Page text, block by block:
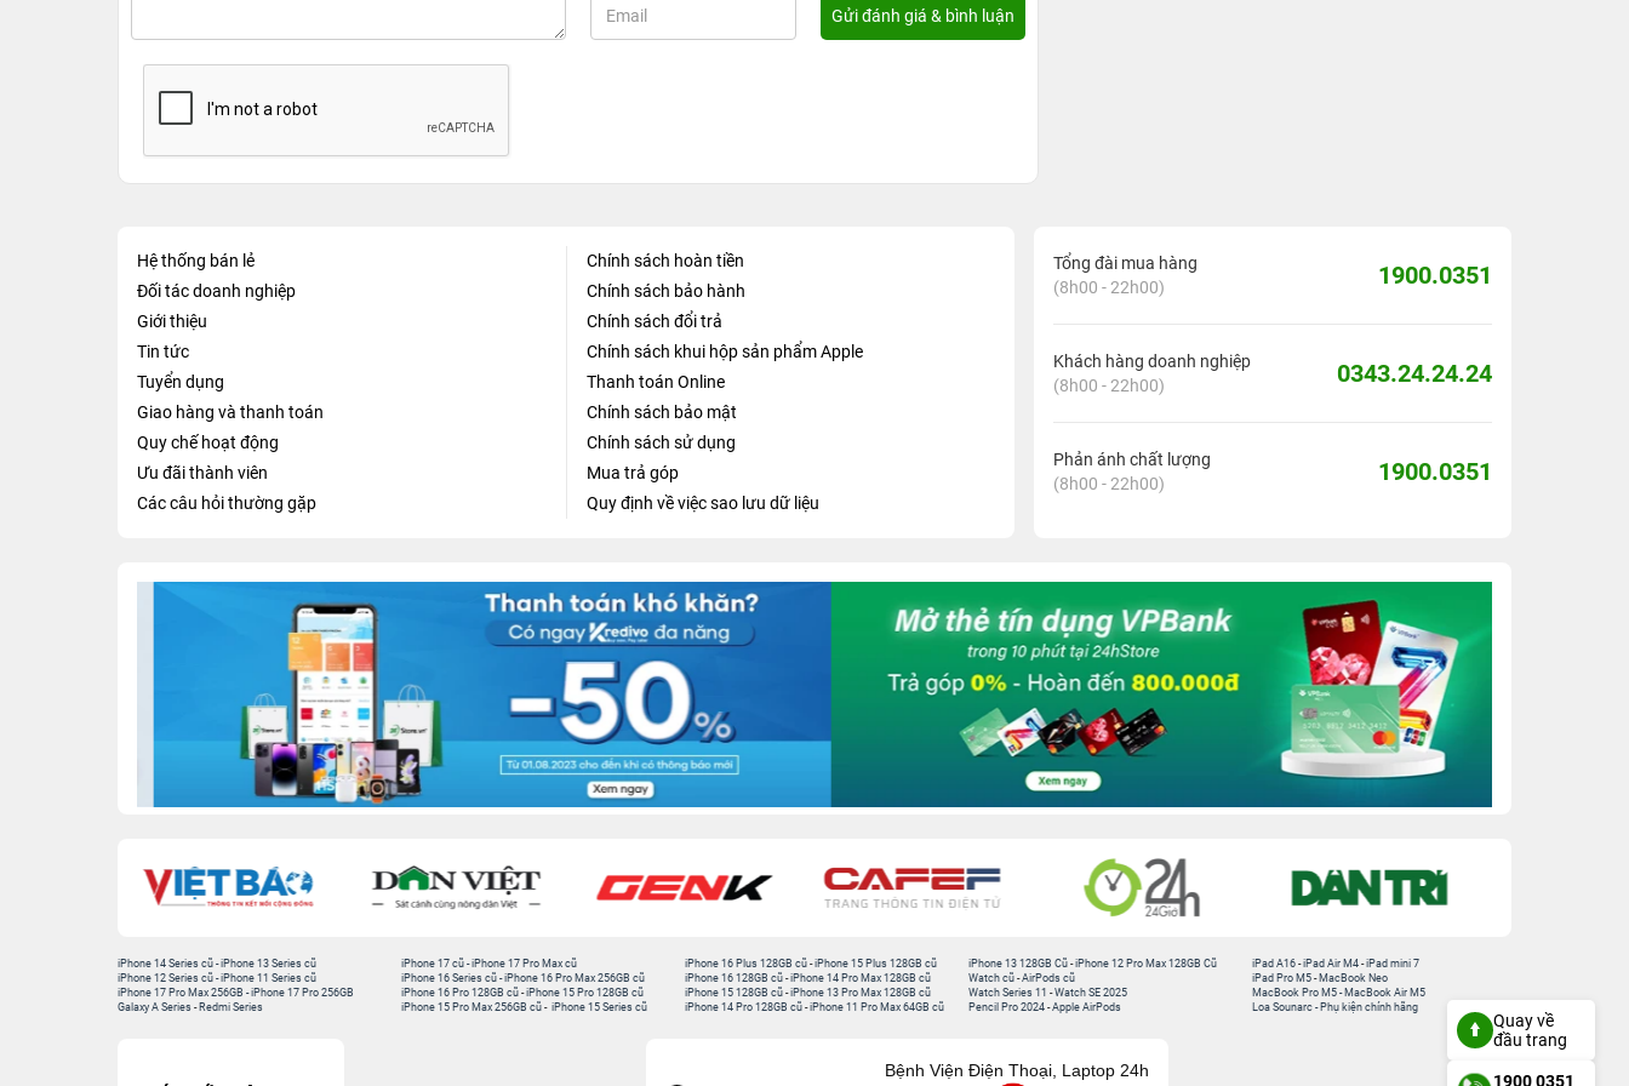
Hệ thống bán lẻ
Đối tác doanh nghiệp
Giới thiệu
Tin tức
Tuyển dụng
Giao hàng và thanh toán
Quy chế hoạt động
Ưu đãi thành viên
Các câu hỏi thường gặp
Chính sách hoàn tiền
Chính sách bảo hành
Chính sách đổi trả
Chính sách khui hộp sản phẩm Apple
Thanh toán Online
Chính sách bảo mật
Chính sách sử dụng
Mua trả góp
Quy định về việc sao lưu dữ liệu
Tổng đài mua hàng
(8h00 - 22h00)
1900.0351
Khách hàng doanh nghiệp
(8h00 - 22h00)
0343.24.24.24
Phản ánh chất lượng
(8h00 - 22h00)
1900.0351
iPhone 14 Series cũ -iPhone 13 Series cũ
iPhone 12 Series cũ -iPhone 11 Series cũ
iPhone 17 Pro Max 256GB -iPhone 17 Pro 256GB
Galaxy A Series - Redmi Series
iPhone 17 cũ -iPhone 17 Pro Max cũ
iPhone 16 Series cũ - iPhone 16 Pro Max 256GB cũ
iPhone 16 Pro 128GB cũ -iPhone 15 Pro 128GB cũ
iPhone 15 Pro Max 256GB cũ - iPhone 15 Series cũ
iPhone 16 Plus 128GB cũ -iPhone 15 Plus 128GB cũ
iPhone 16 128GB cũ -iPhone 14 Pro Max 128GB cũ
iPhone 15 128GB cũ -iPhone 13 Pro Max 128GB cũ
iPhone 14 Pro 128GB cũ -iPhone 11 Pro Max 64GB cũ
iPhone 13 128GB Cũ -iPhone 12 Pro Max 128GB Cũ
Watch cũ -AirPods cũ
Watch Series 11 -Watch SE 2025
Pencil Pro 2024 -Apple AirPods
iPad A16 -iPad Air M4 -iPad mini 7
iPad Pro M5 - MacBook Neo
MacBook Pro M5 - MacBook Air M5
Loa Sounarc - Phụ kiện chính hãng
Bệnh Viện Điện Thoại, Laptop 24h
Quay về
đầu trang
1900 0351